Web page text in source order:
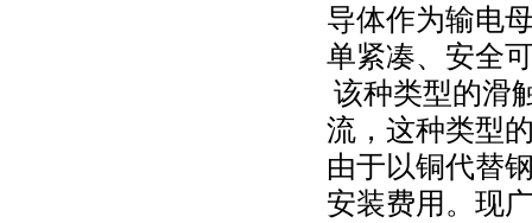
导体作为输电
单紧凑、安全
该种类型的滑
流，这种类型
由于以铜代替
安装费用。现